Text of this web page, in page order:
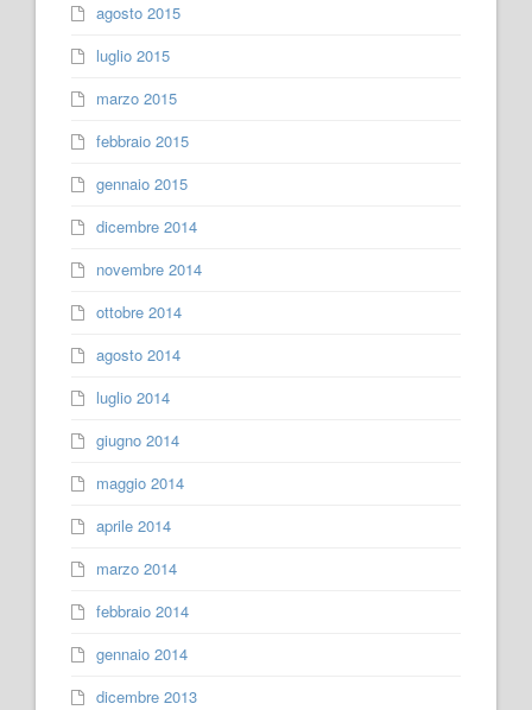
agosto 2015
luglio 2015
marzo 2015
febbraio 2015
gennaio 2015
dicembre 2014
novembre 2014
ottobre 2014
agosto 2014
luglio 2014
giugno 2014
maggio 2014
aprile 2014
marzo 2014
febbraio 2014
gennaio 2014
dicembre 2013